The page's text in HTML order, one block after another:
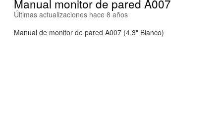
Manual monitor de pared A007
Últimas actualizaciones hace 8 años
Manual de monitor de pared A007 (4,3" Blanco)